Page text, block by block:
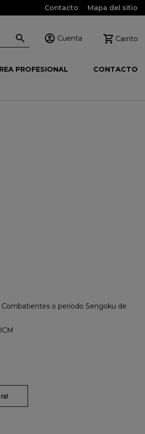
Contacto Mapa del sitio
  Cuenta  Carrito
PROFESIONAL CONTACTO
o periodo Sengoku de